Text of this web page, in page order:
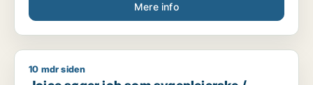
Mere info
Joice søger job som sygeplejerske / jordemoder /
10 mdr siden